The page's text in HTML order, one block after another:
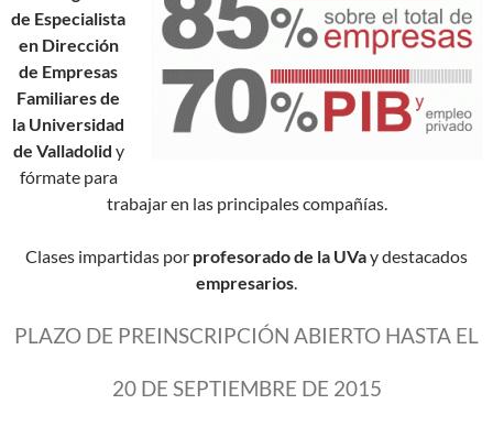
de Especialista
en Dirección
de Empresas
Familiares de
la Universidad
de Valladolid y
fórmate para
trabajar en las principales compañías.
Clases impartidas por profesorado de la UVay destacados
empresarios.
PLAZO DE PREINSCRIPCIÓN ABIERTO HASTA EL
20 DE SEPTIEMBRE DE 2015